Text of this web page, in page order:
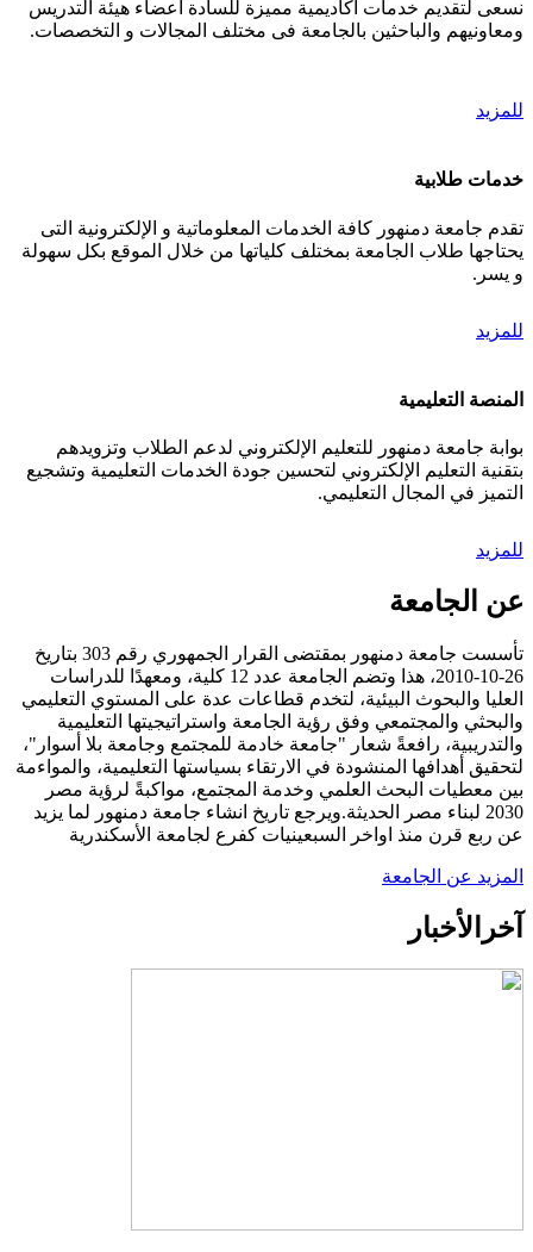
نسعى لتقديم خدمات أكاديمية مميزة للسادة أعضاء هيئة التدريس
ومعاونيهم والباحثين بالجامعة فى مختلف المجالات و التخصصات.
للمزيد
خدمات طلابية
تقدم جامعة دمنهور كافة الخدمات المعلوماتية و الإلكترونية التى
يحتاجها طلاب الجامعة بمختلف كلياتها من خلال الموقع بكل سهولة
و يسر.
للمزيد
المنصة التعليمية
بوابة جامعة دمنهور للتعليم الإلكتروني لدعم الطلاب وتزويدهم
بتقنية التعليم الإلكتروني لتحسين جودة الخدمات التعليمية وتشجيع
التميز في المجال التعليمي.
للمزيد
عن الجامعة
تأسست جامعة دمنهور بمقتضى القرار الجمهوري رقم 303 بتاريخ
26-10-2010، هذا وتضم الجامعة عدد 12 كلية، ومعهدًا للدراسات
العليا والبحوث البيئية، لتخدم قطاعات عدة على المستوي التعليمي
والبحثي والمجتمعي وفق رؤية الجامعة واستراتيجيتها التعليمية
والتدريبية، رافعةً شعار "جامعة خادمة للمجتمع وجامعة بلا أسوار"،
لتحقيق أهدافها المنشودة في الارتقاء بسياستها التعليمية، والمواءمة
بين معطيات البحث العلمي وخدمة المجتمع، مواكبةً لرؤية مصر
2030 لبناء مصر الحديثة.ويرجع تاريخ انشاء جامعة دمنهور لما يزيد
عن ربع قرن منذ اواخر السبعينيات كفرع لجامعة الأسكندرية
المزيد عن الجامعة
آخر الأخبار